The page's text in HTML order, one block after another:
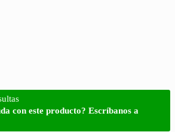
con este producto? Escríbanos a